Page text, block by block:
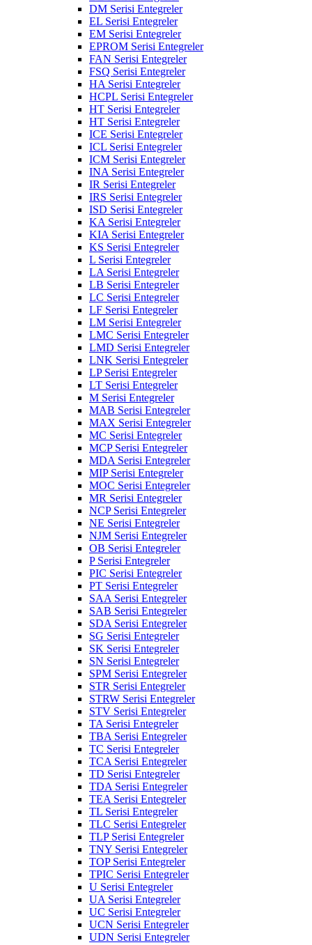
DM Serisi Entegreler
EL Serisi Entegreler
EM Serisi Entegreler
EPROM Serisi Entegreler
FAN Serisi Entegreler
FSQ Serisi Entegreler
HA Serisi Entegreler
HCPL Serisi Entegreler
HT Serisi Entegreler
HT Serisi Entegreler
ICE Serisi Entegreler
ICL Serisi Entegreler
ICM Serisi Entegreler
INA Serisi Entegreler
IR Serisi Entegreler
IRS Serisi Entegreler
ISD Serisi Entegreler
KA Serisi Entegreler
KIA Serisi Entegreler
KS Serisi Entegreler
L Serisi Entegreler
LA Serisi Entegreler
LB Serisi Entegreler
LC Serisi Entegreler
LF Serisi Entegreler
LM Serisi Entegreler
LMC Serisi Entegreler
LMD Serisi Entegreler
LNK Serisi Entegreler
LP Serisi Entegreler
LT Serisi Entegreler
M Serisi Entegreler
MAB Serisi Entegreler
MAX Serisi Entegreler
MC Serisi Entegreler
MCP Serisi Entegreler
MDA Serisi Entegreler
MIP Serisi Entegreler
MOC Serisi Entegreler
MR Serisi Entegreler
NCP Serisi Entegreler
NE Serisi Entegreler
NJM Serisi Entegreler
OB Serisi Entegreler
P Serisi Entegreler
PIC Serisi Entegreler
PT Serisi Entegreler
SAA Serisi Entegreler
SAB Serisi Entegreler
SDA Serisi Entegreler
SG Serisi Entegreler
SK Serisi Entegreler
SN Serisi Entegreler
SPM Serisi Entegreler
STR Serisi Entegreler
STRW Serisi Entegreler
STV Serisi Entegreler
TA Serisi Entegreler
TBA Serisi Entegreler
TC Serisi Entegreler
TCA Serisi Entegreler
TD Serisi Entegreler
TDA Serisi Entegreler
TEA Serisi Entegreler
TL Serisi Entegreler
TLC Serisi Entegreler
TLP Serisi Entegreler
TNY Serisi Entegreler
TOP Serisi Entegreler
TPIC Serisi Entegreler
U Serisi Entegreler
UA Serisi Entegreler
UC Serisi Entegreler
UCN Serisi Entegreler
UDN Serisi Entegreler